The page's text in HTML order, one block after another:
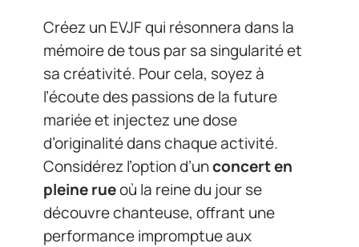
Créez un EVJF qui résonnera dans la
mémoire de tous par sa singularité et
sa créativité. Pour cela, soyez à
l’écoute des passions de la future
mariée et injectez une dose
d’originalité dans chaque activité.
Considérez l’option d’unconcert en
pleine rueoù la reine du jour se
découvre chanteuse, offrant une
performance impromptue aux